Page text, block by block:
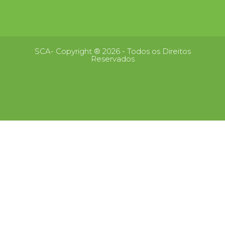
SCA- Copyright ® 2026 - Todos os Direitos
Reservados